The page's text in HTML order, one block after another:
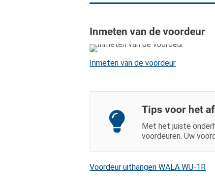
Inmeten van de voordeur
Inmeten van de voordeur
Tips voor het
Met het juiste
voordeuren. Uw
Voordeur uithangen WALA WU-1R